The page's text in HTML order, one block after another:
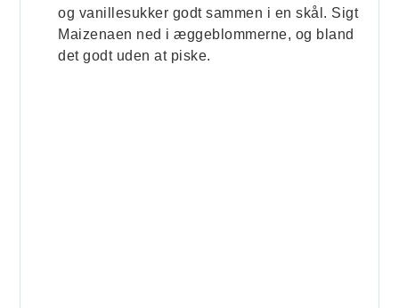
og vanillesukker godt sammen i en skål. Sigt
Maizenaen ned i æggeblommerne, og bland
det godt uden at piske.